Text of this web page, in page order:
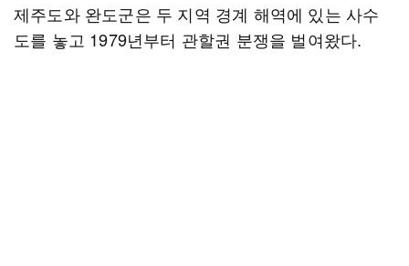
제주도와 완도군은 두 지역 경계 해역에 있는 사수
도를 놓고 1979년부터 관할권 분쟁을 벌여왔다.